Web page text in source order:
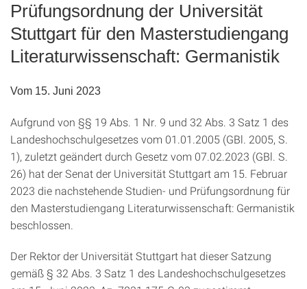
Prüfungsordnung der Universität
Stuttgart für den Masterstudiengang
Literaturwissenschaft: Germanistik
Vom 15. Juni 2023
Aufgrund von §§ 19 Abs. 1 Nr. 9 und 32 Abs. 3 Satz 1 des
Landeshochschulgesetzes vom 01.01.2005 (GBl. 2005, S.
1), zuletzt geändert durch Gesetz vom 07.02.2023 (GBl. S.
26) hat der Senat der Universität Stuttgart am 15. Februar
2023 die nachstehende Studien- und Prüfungsordnung für
den Masterstudiengang Literaturwissenschaft: Germanistik
beschlossen.
Der Rektor der Universität Stuttgart hat dieser Satzung
gemäß § 32 Abs. 3 Satz 1 des Landeshochschulgesetzes